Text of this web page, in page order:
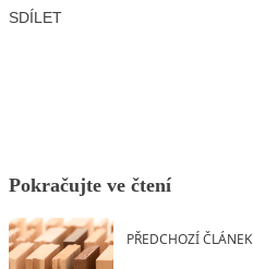
SDÍLET
Pokračujte ve čtení
PŘEDCHOZÍ ČLÁNEK